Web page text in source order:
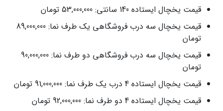
قیمت یخچال ایستاده 140 سانتی: 53,000,000 تومان
قیمت یخچال سه درب فروشگاهی یک طرف نما: 89,000,000
تومان
قیمت یخچال سه درب فروشگاهی دو طرف نما: 90,000,000
تومان
قیمت یخچال ایستاده 4 درب یک طرف نما: 91,000,000 تومان
قیمت یخچال ایستاده 4 دو طرف نما: 92,000,000 تومان